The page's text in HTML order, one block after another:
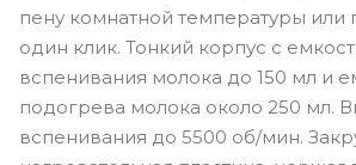
пену комнатной температуры или
один клик. Тонкий корпус с
вспенивания молока до 150 мл и
подогрева молока около 250 мл.
вспенивания до 5500 об/мин.